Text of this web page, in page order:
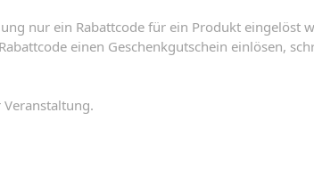
nur ein Rabattcode für ein Produkt
einen Geschenkgutschein einlösen,